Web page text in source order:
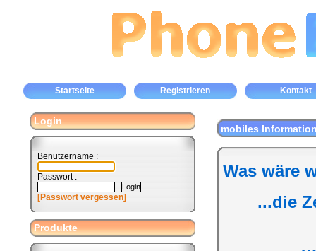
Startseite Registrieren Kontakt
Login
Benutzername :
Passwort :
[Passwort vergessen]
Produkte
mobiles
Was wäre
...die